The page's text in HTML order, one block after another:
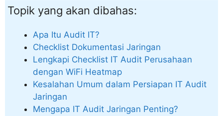
Topik yang akan dibahas:
Apa Itu Audit IT?
Checklist Dokumentasi Jaringan
Lengkapi Checklist IT Audit Perusahaan
dengan WiFi Heatmap
Kesalahan Umum dalam Persiapan IT Audit
Jaringan
Mengapa IT Audit Jaringan Penting?